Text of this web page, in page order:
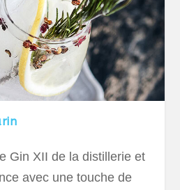
Gin XII de la distillerie et
avec une touche de